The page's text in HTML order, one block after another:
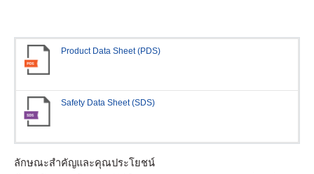
Product Data Sheet (PDS)
Safety Data Sheet (SDS)
ลักษณะสำคัญและคุณประโยชน์